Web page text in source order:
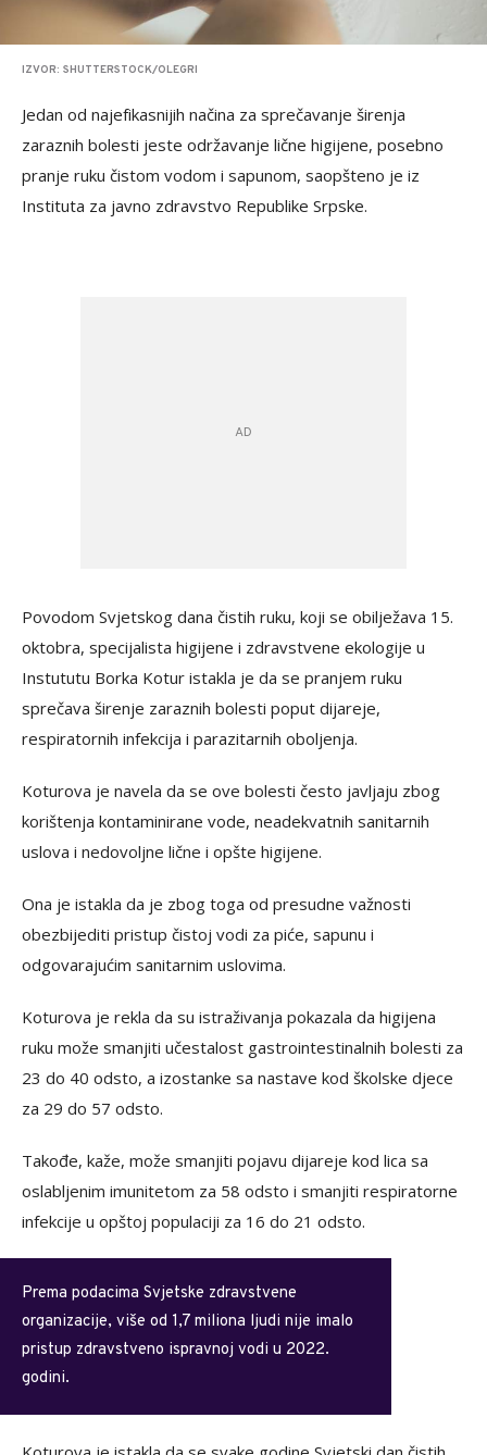
IZVOR: SHUTTERSTOCK/OLEGRI
Jedan od najefikasnijih načina za sprečavanje širenja
zaraznih bolesti jeste održavanje lične higijene, posebno
pranje ruku čistom vodom i sapunom, saopšteno je iz
Instituta za javno zdravstvo Republike Srpske.
Povodom Svjetskog dana čistih ruku, koji se obilježava 15.
oktobra, specijalista higijene i zdravstvene ekologije u
Instututu Borka Kotur istakla je da se pranjem ruku
sprečava širenje zaraznih bolesti poput dijareje,
respiratornih infekcija i parazitarnih oboljenja.
Koturova je navela da se ove bolesti često javljaju zbog
korištenja kontaminirane vode, neadekvatnih sanitarnih
uslova i nedovoljne lične i opšte higijene.
Ona je istakla da je zbog toga od presudne važnosti
obezbijediti pristup čistoj vodi za piće, sapunu i
odgovarajućim sanitarnim uslovima.
Koturova je rekla da su istraživanja pokazala da higijena
ruku može smanjiti učestalost gastrointestinalnih bolesti za
23 do 40 odsto, a izostanke sa nastave kod školske djece
za 29 do 57 odsto.
Takođe, kaže, može smanjiti pojavu dijareje kod lica sa
oslabljenim imunitetom za 58 odsto i smanjiti respiratorne
infekcije u opštoj populaciji za 16 do 21 odsto.
Prema podacima Svjetske zdravstvene
organizacije, više od 1,7 miliona ljudi nije imalo
pristup zdravstveno ispravnoj vodi u 2022.
godini.